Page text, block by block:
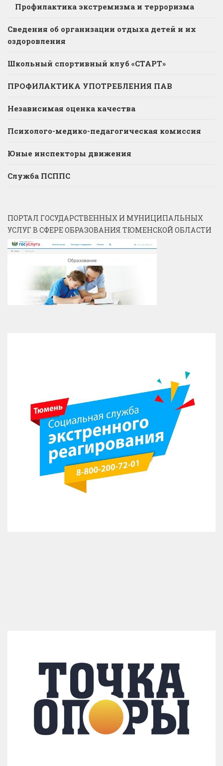
Профилактика экстремизма и терроризма
Сведения об организации отдыха детей и их
оздоровления
Школьный спортивный клуб «СТАРТ»
ПРОФИЛАКТИКА УПОТРЕБЛЕНИЯ ПАВ
Независимая оценка качества
Психолого-медико-педагогическая комиссия
Юные инспекторы движения
Служба ПСППС
ПОРТАЛ ГОСУДАРСТВЕННЫХ И МУНИЦИПАЛЬНЫХ
УСЛУГ В СФЕРЕ ОБРАЗОВАНИЯ ТЮМЕНСКОЙ ОБЛАСТИ